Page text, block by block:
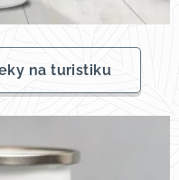
na turistiku